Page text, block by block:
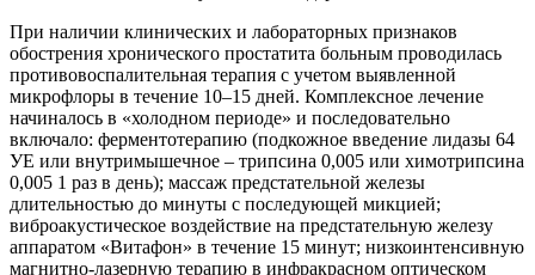
При наличии клинических и лабораторных признаков
обострения хронического простатита больным проводилась
противовоспалительная терапия с учетом выявленной
микрофлоры в течение 10–15 дней. Комплексное лечение
начиналось в «холодном периоде» и последовательно
включало: ферментотерапию (подкожное введение лидазы 64
УЕ или внутримышечное – трипсина 0,005 или химотрипсина
0,005 1 раз в день); массаж предстательной железы
длительностью до минуты с последующей микцией;
виброакустическое воздействие на предстательную железу
аппаратом «Витафон» в течение 15 минут; низкоинтенсивную
магнитно-лазерную терапию в инфракрасном оптическом